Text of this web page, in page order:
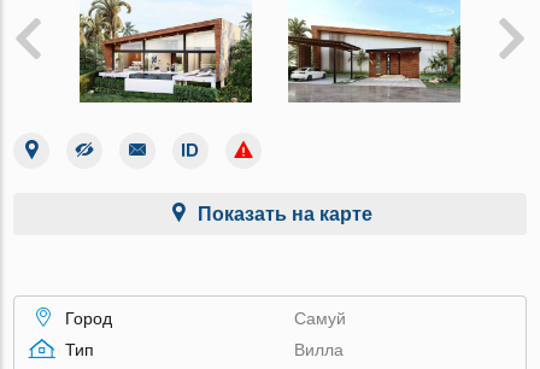
Показать на карте
Город
Самуй
Тип
Вилла